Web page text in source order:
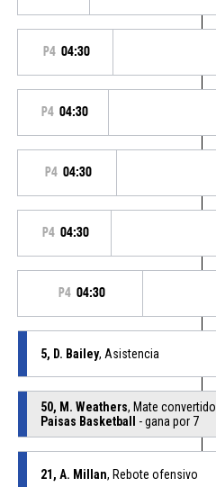
P4 04:30
P4 04:30
P4 04:30
P4 04:30
P4 04:30
5, D. Bailey, Asistencia
50, M. Weathers, Mate convertido
Paisas Basketball
- gana por 7
21, A. Millan, Rebote ofensivo